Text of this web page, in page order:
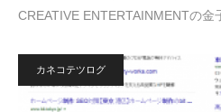
CREATIVE ENTERTAINMENTの
カネコテツログ